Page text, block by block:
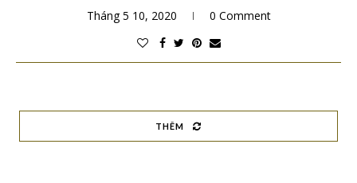
Tháng 5 10, 2020 0 Comment
THÊM